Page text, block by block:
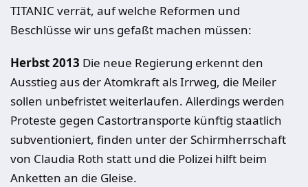
TITANIC verrät, auf welche Reformen und
Beschlüsse wir uns gefaßt machen müssen:
Herbst 2013 Die neue Regierung erkennt den
Ausstieg aus der Atomkraft als Irrweg, die Meiler
sollen unbefristet weiterlaufen. Allerdings werden
Proteste gegen Castortransporte künftig staatlich
subventioniert, finden unter der Schirmherrschaft
von Claudia Roth statt und die Polizei hilft beim
Anketten an die Gleise.